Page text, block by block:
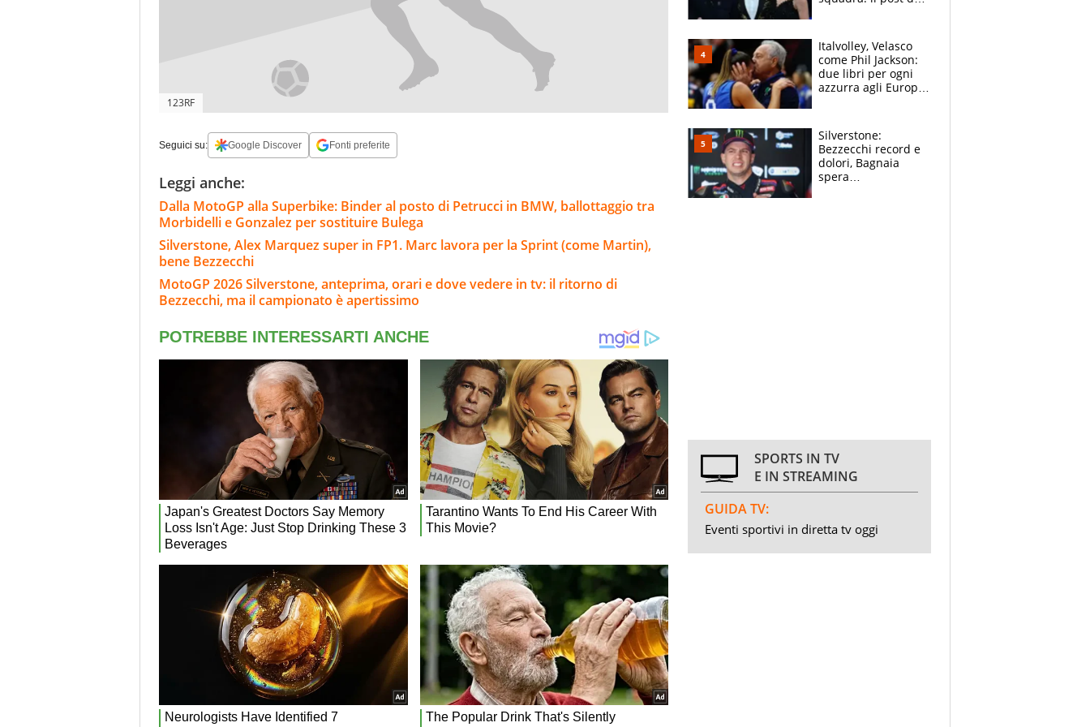
123RF
Seguici su: Google Discover Fonti preferite
Leggi anche:
Dalla MotoGP alla Superbike: Binder al posto di Petrucci in BMW, ballottaggio tra
Morbidelli e Gonzalez per sostituire Bulega
Silverstone, Alex Marquez super in FP1. Marc lavora per la Sprint (come Martin),
bene Bezzecchi
MotoGP 2026 Silverstone, anteprima, orari e dove vedere in tv: il ritorno di
Bezzecchi, ma il campionato è apertissimo
sfondo
Italvolley, Velasco
come Phil Jackson:
due libri per ogni
azzurra agli Europei.
Silverstone:
Bezzecchi record e
dolori, Bagnaia
spera
SPORTS IN TV
E IN STREAMING
GUIDA TV:
Eventi sportivi in diretta tv oggi